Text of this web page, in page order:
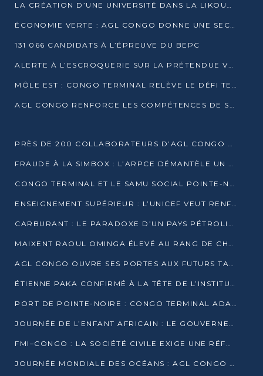
LA CRÉATION D’UNE UNIVERSITÉ DANS LA LIKOUALA AU CŒUR D’UNE RÉFLEXION NATIONALE
ÉCONOMIE VERTE : AGL CONGO DONNE UNE SECONDE VIE À SES DÉCHETS INDUSTRIELS
131 066 CANDIDATS À L’ÉPREUVE DU BEPC
ALERTE À L’ESCROQUERIE SUR LA PRÉTENDUE VENTE DE PARCELLES AFAT
MÔLE EST : CONGO TERMINAL RELÈVE LE DÉFI TECHNIQUE DES SABLES BITUMINEUX
AGL CONGO RENFORCE LES COMPÉTENCES DE SES ÉQUIPES AVEC LA CERTIFICATION CACES® R483
PRÈS DE 200 COLLABORATEURS D’AGL CONGO EN FORMATION JUSQU’EN JUILLET
FRAUDE À LA SIMBOX : L’ARPCE DÉMANTÈLE UN RÉSEAU UTILISANT DES CARTES SIM OUGANDAISES
CONGO TERMINAL ET LE SAMU SOCIAL POINTE-NOIRE RENOUVELLENT LEUR PARTENARIAT EN FAVEUR DES JEUNES VULNÉRABLES
ENSEIGNEMENT SUPÉRIEUR : L’UNICEF VEUT RENFORCER LA RECHERCHE SUR LES QUESTIONS DE L’ENFANCE
CARBURANT : LE PARADOXE D’UN PAYS PÉTROLIER CONFRONTÉ À DES PÉNURIES RÉCURRENTES
MAIXENT RAOUL OMINGA ÉLEVÉ AU RANG DE CHEVALIER DE L’ORDRE DE L’AMITIÉ ENTRE LA RUSSIE ET LE CONGO
AGL CONGO OUVRE SES PORTES AUX FUTURS TALENTS DE LA LOGISTIQUE
ÉTIENNE PAKA CONFIRMÉ À LA TÊTE DE L’INSTITUT GÉOGRAPHIQUE NATIONAL
PORT DE POINTE-NOIRE : CONGO TERMINAL ADAPTE SON DRAGAGE AUX SABLES BITUMINEUX
JOURNÉE DE L’ENFANT AFRICAIN : LE GOUVERNEMENT RÉAFFIRME SON ENGAGEMENT POUR L’ACCÈS À L’EAU ET À L’ASSAINISSEMENT
FMI–CONGO : LA SOCIÉTÉ CIVILE EXIGE UNE RÉFORME DE LA FISCALITÉ PÉTROLIÈRE
JOURNÉE MONDIALE DES OCÉANS : AGL CONGO MOBILISE SES COLLABORATEURS POUR LA PRÉSERVATION DE LA BIODIVERSITÉ MARINE